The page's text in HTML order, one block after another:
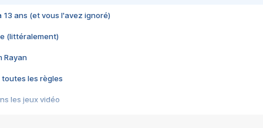
13 ans (et vous l'avez ignoré)
(littéralement)
Rayan
toutes les règles
les jeux vidéo